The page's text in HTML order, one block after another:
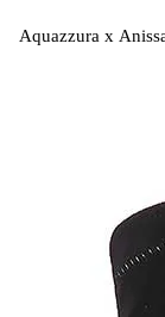
Aquazzura х